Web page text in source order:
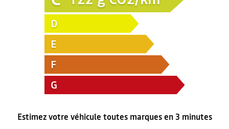
D
E
F
G
Estimez votre véhicule toutes marques en 3 minutes